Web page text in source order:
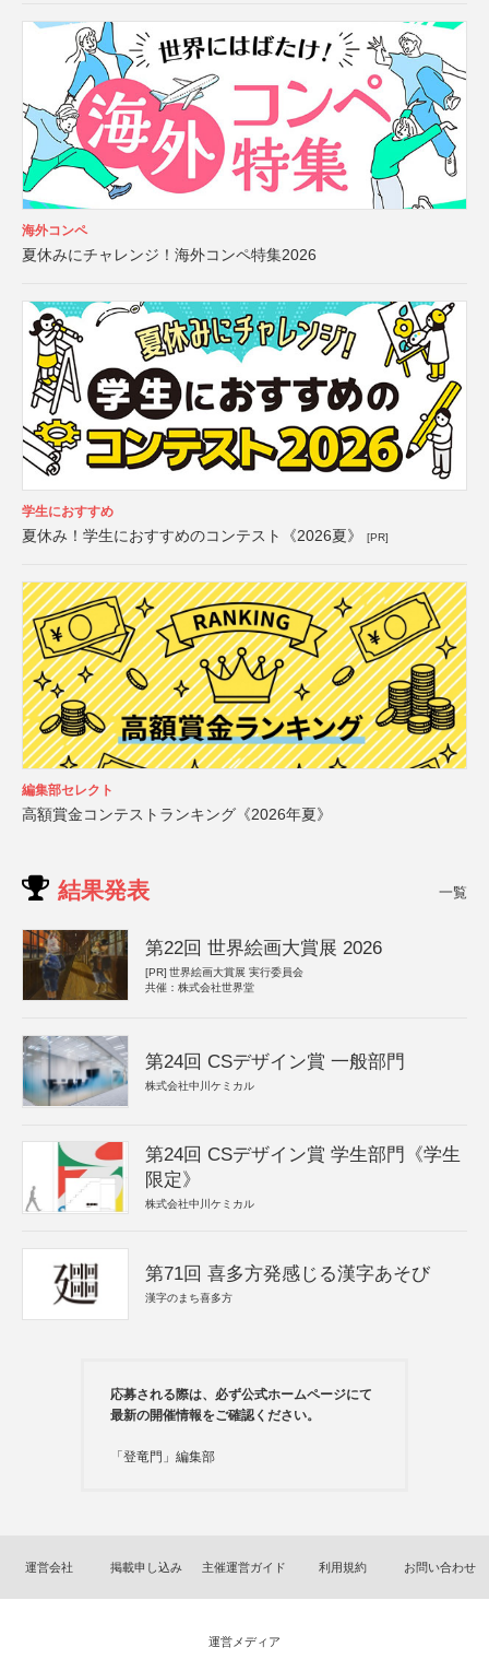
海外コンペ
夏休みにチャレンジ！海外コンペ特集2026
学生におすすめ
夏休み！学生におすすめのコンテスト《2026夏》 [PR]
編集部セレクト
高額賞金コンテストランキング《2026年夏》
結果発表 一覧
第22回 世界絵画大賞展 2026
[PR] 世界絵画大賞展 実行委員会
共催：株式会社世界堂
第24回 CSデザイン賞 一般部門
株式会社中川ケミカル
第24回 CSデザイン賞 学生部門《学生
限定》
株式会社中川ケミカル
第71回 喜多方発感じる漢字あそび
漢字のまち喜多方
応募される際は、必ず公式ホームページにて
最新の開催情報をご確認ください。
「登竜門」編集部
運営会社 掲載申し込み 主催運営ガイド 利用規約 お問い合わせ
運営メディア